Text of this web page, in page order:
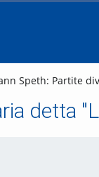
Speth: Partite
detta